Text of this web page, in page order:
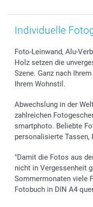
smartfriends
smartgarantie
Individuelle
Foto-Leinwand, Alu-
Holz setzen die
Szene. Ganz nach
Ihrem Wohnstil.
Abwechslung in der
zahlreichen
smartphoto. Beliebte
personalisierte Tassen,
"Damit die Fotos aus
nicht in Vergessenheit
Sommermonaten viele
Fotobuch in DIN A4